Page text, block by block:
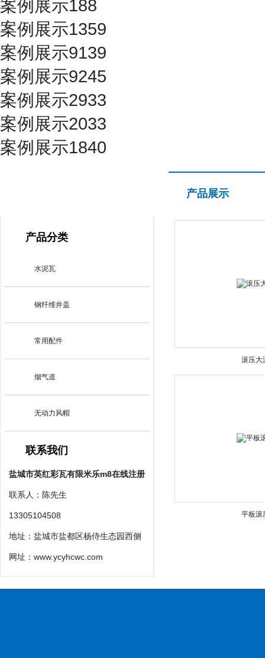
案例展示188
案例展示1359
案例展示9139
案例展示9245
案例展示2933
案例展示2033
案例展示1840
产品分类
水泥瓦
钢纤维井盖
常用配件
烟气道
无动力风帽
联系我们
盐城市英红彩瓦有限米乐m8在线注册
联系人：陈先生
13305104508
地址：盐城市盐都区杨侍生态园西侧
网址： www.ycyhcwc.com
产品展示
滚压大
平板滚